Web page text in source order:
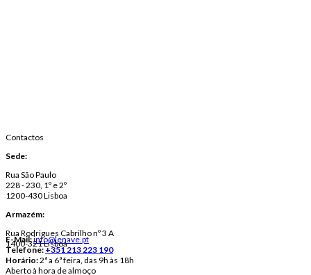
Contactos
Sede:
Rua São Paulo
228 - 230, 1º e 2º
1200-430 Lisboa
Armazém:
Rua Rodrigues Cabrilho nº 3 A
1400-321 Lisboa
E-Mail:info@lenave.pt
Telefone:+351 213 223 190
Horário:2ª a 6ª feira, das 9h às 18h
Aberto à hora de almoço